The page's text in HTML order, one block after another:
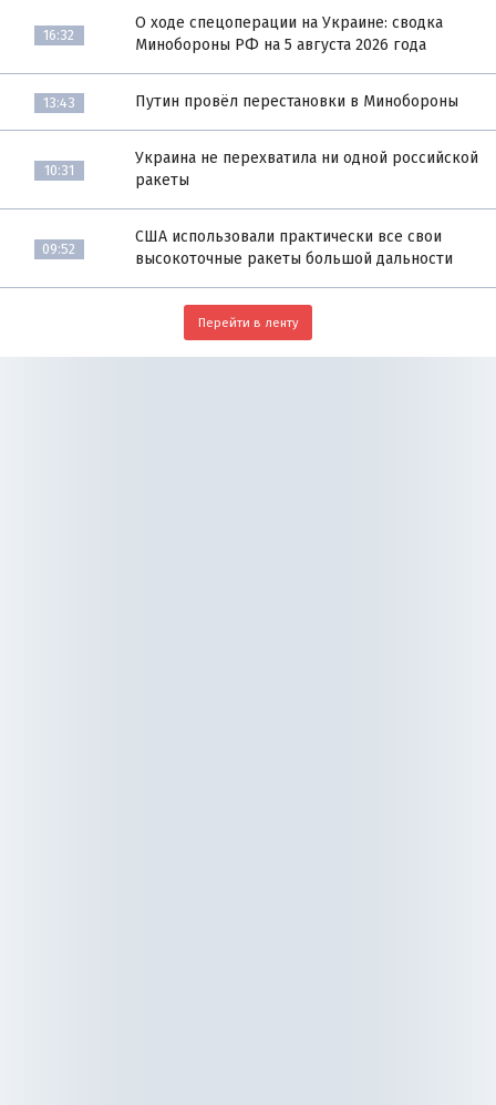
16:32
О ходе спецоперации на Украине: сводка
Минобороны РФ на 5 августа 2026 года
13:43 Путин провёл перестановки в Минобороны
10:31
Украина не перехватила ни одной российской
ракеты
09:52
США использовали практически все свои
высокоточные ракеты большой дальности
Перейти в ленту